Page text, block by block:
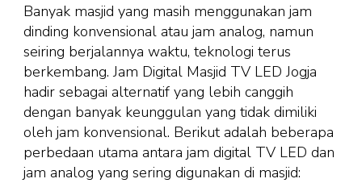
Banyak masjid yang masih menggunakan jam
dinding konvensional atau jam analog, namun
seiring berjalannya waktu, teknologi terus
berkembang. Jam Digital Masjid TV LED Jogja
hadir sebagai alternatif yang lebih canggih
dengan banyak keunggulan yang tidak dimiliki
oleh jam konvensional. Berikut adalah beberapa
perbedaan utama antara jam digital TV LED dan
jam analog yang sering digunakan di masjid: